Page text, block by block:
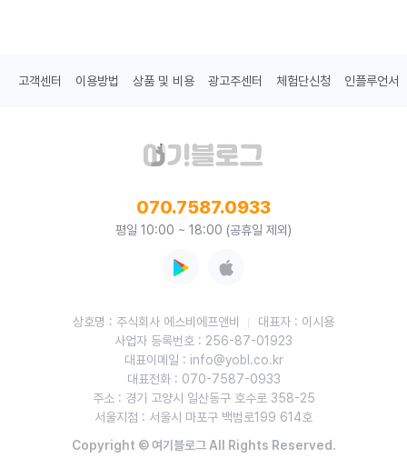
고객센터 이용방법 상품 및 비용 광고주센터 체험단신청 인플루언서
070.7587.0933
평일 10:00 ~ 18:00 (공휴일 제외)
상호명 : 주식회사 에스비에프앤비
대표자 : 이시용
사업자 등록번호 : 256-87-01923
대표이메일 : info@yobl.co.kr
대표전화 : 070-7587-0933
주소 : 경기 고양시 일산동구 호수로 358-25
서울지점 : 서울시 마포구 백범로199 614호
Copyright © 여기블로그 All Rights Reserved.